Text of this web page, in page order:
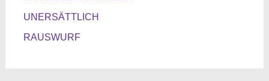
UNERSÄTTLICH
RAUSWURF